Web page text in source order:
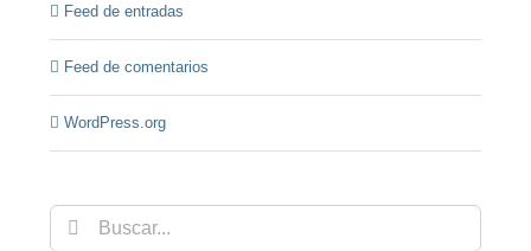
Feed de entradas
Feed de comentarios
WordPress.org
Buscar: